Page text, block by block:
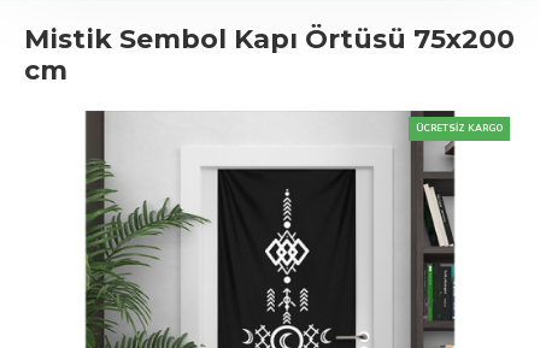
Mistik Sembol Kapı Örtüsü 75x200
cm
ÜCRETSIZ KARGO